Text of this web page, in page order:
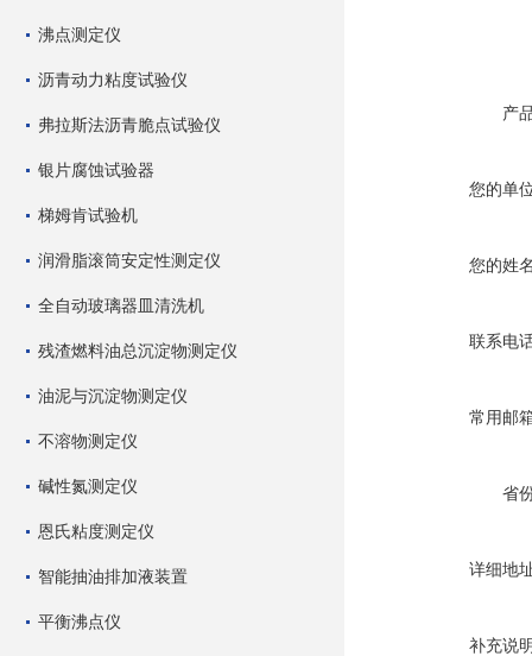
沸点测定仪
沥青动力粘度试验仪
弗拉斯法沥青脆点试验仪
银片腐蚀试验器
梯姆肯试验机
润滑脂滚筒安定性测定仪
全自动玻璃器皿清洗机
残渣燃料油总沉淀物测定仪
油泥与沉淀物测定仪
不溶物测定仪
碱性氮测定仪
恩氏粘度测定仪
智能抽油排加液装置
平衡沸点仪
产
您的单
您的姓
联系电
常用邮
省
详细地
补充说